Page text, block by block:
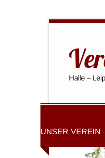
Halle –
UNSER VEREIN